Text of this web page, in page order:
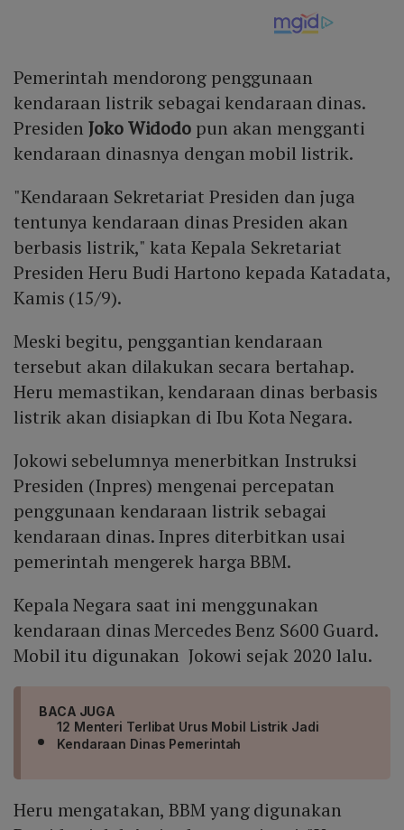
Pemerintah mendorong penggunaan
kendaraan listrik sebagai kendaraan dinas.
PresidenJoko Widodo pun akan mengganti
kendaraan dinasnya dengan mobil listrik.
"Kendaraan Sekretariat Presiden dan juga
tentunya kendaraan dinas Presiden akan
berbasis listrik," kata Kepala Sekretariat
Presiden Heru Budi Hartono kepada Katadata,
Kamis (15/9).
Meski begitu, penggantian kendaraan
tersebut akan dilakukan secara bertahap.
Heru memastikan, kendaraan dinas berbasis
listrik akan disiapkan di Ibu Kota Negara.
Jokowi sebelumnya menerbitkan Instruksi
Presiden (Inpres) mengenai percepatan
penggunaan kendaraan listrik sebagai
kendaraan dinas. Inpres diterbitkan usai
pemerintah mengerek harga BBM.
Kepala Negara saat ini menggunakan
kendaraan dinas Mercedes Benz S600 Guard.
Mobil itu digunakan Jokowi sejak 2020 lalu.
BACA JUGA
12 Menteri Terlibat Urus Mobil Listrik Jadi
Kendaraan Dinas Pemerintah
Heru mengatakan, BBM yang digunakan